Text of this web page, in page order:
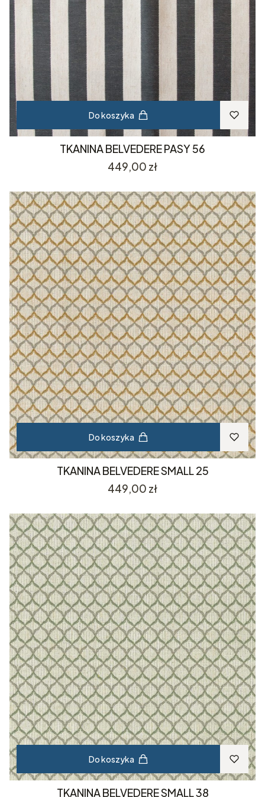
Do koszyka
TKANINA BELVEDERE PASY 56
Cena
449,00 zł
Do koszyka
TKANINA BELVEDERE SMALL 25
Cena
449,00 zł
Do koszyka
TKANINA BELVEDERE SMALL 38